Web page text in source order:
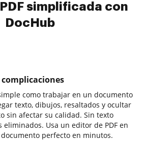
simplificada con
DocHub
complicaciones
como trabajar en un documento
texto, dibujos, resaltados y ocultar
sin afectar su calidad. Sin texto
Usa un editor de PDF en
perfecto en minutos.